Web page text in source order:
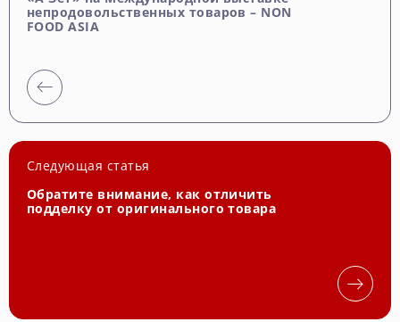
непродовольственных товаров – NON
FOOD ASIA
Следующая статья
Обратите внимание, как отличить
подделку от оригинального товара